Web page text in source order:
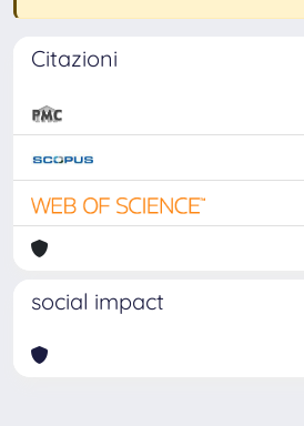
Citazioni
social impact